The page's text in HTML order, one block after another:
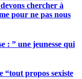
chercher à
pour ne pas nous
: ” une jeunesse qui
“tout propos sexiste